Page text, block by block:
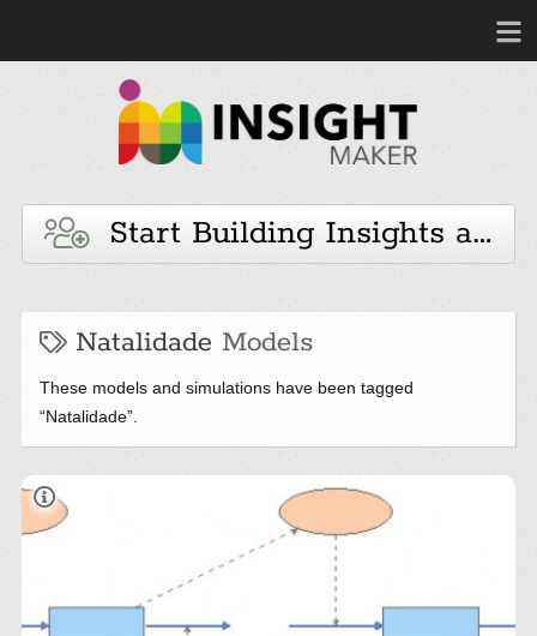
Start Building Insights and
Natalidade Models
These models and simulations have been tagged
“Natalidade”.